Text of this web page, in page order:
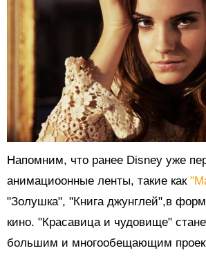
Напомним, что ранее Disney уже
анимациоонные ленты, такие как
"Золушка", "Книга джунглей",в
кино. "Красавица и чудовище"
большим и многообещающим